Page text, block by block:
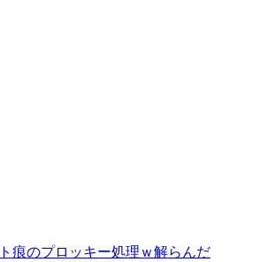
痕のプロッキー処理ｗ解らんだ